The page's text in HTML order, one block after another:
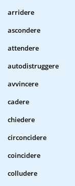
arridere
ascondere
attendere
autodistruggere
avvincere
cadere
chiedere
circoncidere
coincidere
colludere